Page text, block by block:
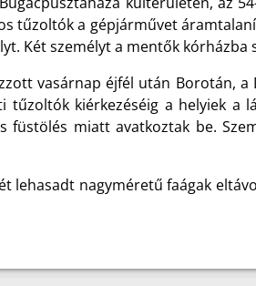
tűzoltók a gépjárművet
Két személyt a mentők kórházba
vasárnap éjfél után Borotán, a
kiérkezéséig a helyiek a
miatt avatkoztak be.
lehasadt nagyméretű faágak